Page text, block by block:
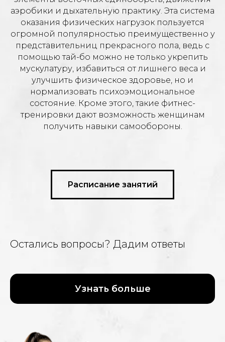
аэробики и дыхательную практику. Эта система
оказания физических нагрузок пользуется
огромной популярностью преимущественно у
представительниц прекрасного пола, ведь с
помощью тай-бо можно не только укрепить
мускулатуру, избавиться от лишнего веса и
улучшить физическое здоровье, но и
нормализовать психоэмоциональное
состояние. Кроме этого, такие фитнес-
тренировки дают возможность женщинам
получить навыки самообороны.
Расписание занятий
Остались вопросы? Дадим ответы
Узнать больше